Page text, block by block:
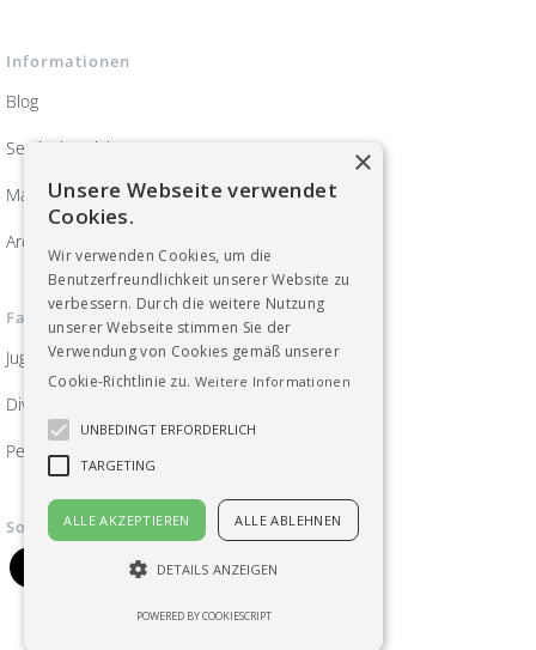
Informationen
Blog
Servicebereich
Magazin ArbeitsWelten
Archiv
Fachgruppen
Jugend
Diversität, Frauen und Gleichberechtigung
Pensionist_innen
Soziale Medien
×
Unsere Webseite verwendet
Cookies.
Wir verwenden Cookies, um die
Benutzerfreundlichkeit unserer Website zu
verbessern. Durch die weitere Nutzung
unserer Webseite stimmen Sie der
Verwendung von Cookies gemäß unserer
Cookie-Richtlinie zu. Weitere Informationen
UNBEDINGT ERFORDERLICH
TARGETING
ALLE AKZEPTIEREN ALLE ABLEHNEN
DETAILS ANZEIGEN
POWERED BY COOKIESCRIPT